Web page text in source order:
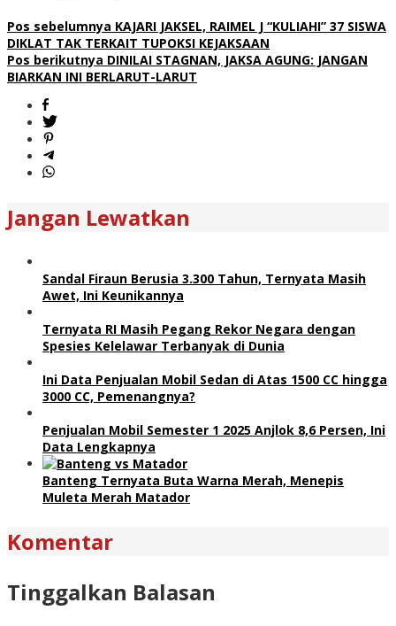
Pos sebelumnya KAJARI JAKSEL, RAIMEL J “KULIAHI” 37 SISWA
DIKLAT TAK TERKAIT TUPOKSI KEJAKSAAN
Pos berikutnya DINILAI STAGNAN, JAKSA AGUNG: JANGAN
BIARKAN INI BERLARUT-LARUT
Jangan Lewatkan
Sandal Firaun Berusia 3.300 Tahun, Ternyata Masih
Awet, Ini Keunikannya
Ternyata RI Masih Pegang Rekor Negara dengan
Spesies Kelelawar Terbanyak di Dunia
Ini Data Penjualan Mobil Sedan di Atas 1500 CC hingga
3000 CC, Pemenangnya?
Penjualan Mobil Semester 1 2025 Anjlok 8,6 Persen, Ini
Data Lengkapnya
Banteng Ternyata Buta Warna Merah, Menepis
Muleta Merah Matador
Komentar
Tinggalkan Balasan